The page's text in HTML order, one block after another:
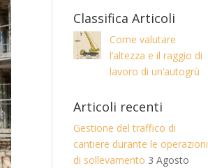
Classifica Articoli
Come valutare
l’altezza e il raggio di
lavoro di un’autogrù
Articoli recenti
Gestione del traffico di
cantiere durante le operazioni
di sollevamento 3 Agosto